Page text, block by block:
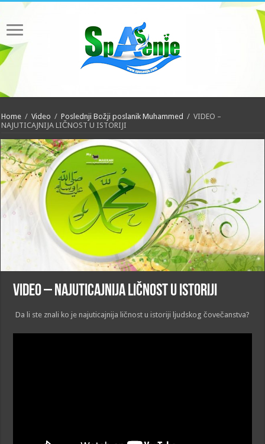
Home / Video / Poslednji Božji poslanik Muhammed / VIDEO –
NAJUTICAJNIJA LIČNOST U ISTORIJI
VIDEO – NAJUTICAJNIJA LIČNOST U ISTORIJI
Da li ste znali ko je najuticajnija ličnost u istoriji ljudskog čovečanstva?